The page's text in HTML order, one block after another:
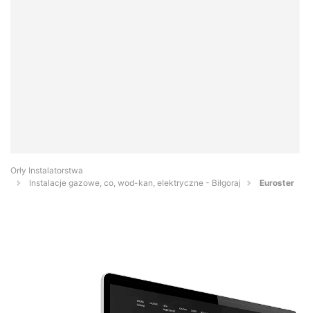
Orły Instalatorstwa
Instalacje gazowe, co, wod-kan, elektryczne - Biłgoraj
Euroster